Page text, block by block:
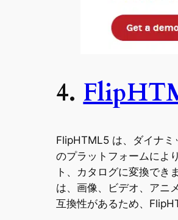
4.
FlipHTML5 は、ダイナミ
のプラットフォームによ
ト、カタログに変換で
は、画像、ビデオ、アニ
互換性があるため、